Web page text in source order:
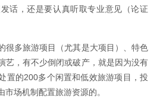
话，还是要认真听取专业意见（论证
很多旅游项目（尤其是大项目）、特色
艺，有不少倒闭或破产，就是因为没有
置的200多个闲置和低效旅游项目，投
场机制配置旅游资源的。